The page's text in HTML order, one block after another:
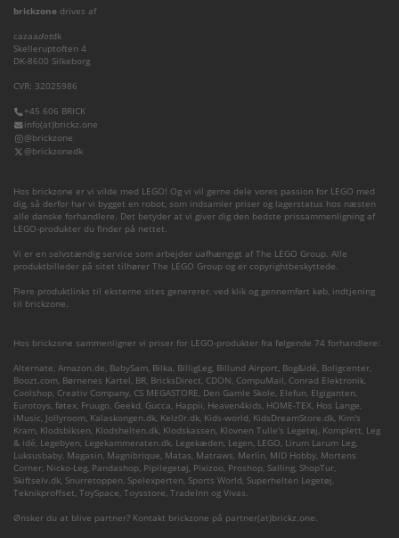
brickzone drives af
cazaadotdk
Skelleruptoften 4
DK-8600 Silkeborg
CVR: 32025986
+45 606 BRICK
info(at)brickz.one
@brickzone
@brickzonedk
Hos brickzone er vi vilde med LEGO! Og vi vil gerne dele vores passion for LEGO med
dig, så derfor har vi bygget en robot, som indsamler priser og lagerstatus hos næsten
alle danske forhandlere. Det betyder at vi giver dig den bedste prissammenligning af
LEGO-produkter du finder på nettet.
Vi er en selvstændig service som arbejder uafhængigt af The LEGO Group. Alle
produktbilleder på sitet tilhører The LEGO Group og er copyrightbeskyttede.
Flere produktlinks til eksterne sites genererer, ved klik og gennemført køb, indtjening
til brickzone.
Hos brickzone sammenligner vi priser for LEGO-produkter fra følgende 74 forhandlere:
Alternate, Amazon.de, BabySam, Bilka, BilligLeg, Billund Airport, Bog&idé, Boligcenter,
Boozt.com, Børnenes Kartel, BR, BricksDirect, CDON, CompuMail, Conrad Elektronik,
Coolshop, Creativ Company, CS MEGASTORE, Den Gamle Skole, Elefun, Elgiganten,
Eurotoys, føtex, Fruugo, Geekd, Gucca, Happii, Heaven4kids, HOME-TEX, Hos Lange,
iMusic, Jollyroom, Kalaskongen.dk, Kelz0r.dk, Kids-world, KidsDreamStore.dk, Kim's
Kram, Klodsbiksen, Klodshelten.dk, Klodskassen, Klovnen Tulle's Legetøj, Komplett, Leg
& idé, Legebyen, Legekammeraten.dk, Legekæden, Legen, LEGO, Lirum Larum Leg,
Luksusbaby, Magasin, Magnibrique, Matas, Matraws, Merlin, MID Hobby, Mortens
Corner, Nicko-Leg, Pandashop, Pipilegetøj, Pixizoo, Proshop, Salling, ShopTur,
Skiftselv.dk, Snurretoppen, Spelexperten, Sports World, Superhelten Legetøj,
Teknikproffset, ToySpace, Toysstore, TradeInn og Vivas.
Ønsker du at blive partner? Kontakt brickzone på partner(at)brickz.one.